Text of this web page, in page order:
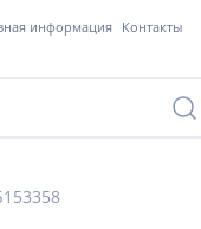
информация Контакты